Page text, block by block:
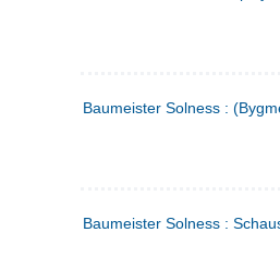
Baumeister Solness :
Baumeister Solness :